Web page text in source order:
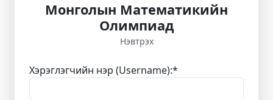
Монголын Математикийн
Олимпиад
Нэвтрэх
Хэрэглэгчийн нэр (Username):*